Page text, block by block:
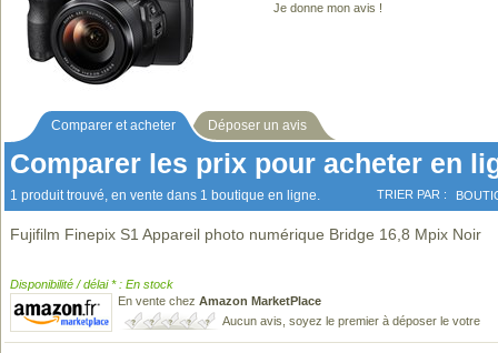
Je donne mon avis !
Comparer et acheter Déposer un avis
Comparer les prix pour acheter en
1 produit trouvé, en vente dans 1 boutique en ligne. TRIER PAR :
Fujifilm Finepix S1 Appareil photo numérique Bridge 16,8 Mpix Noir
Disponibilité / délai * : En stock
En vente chez Amazon MarketPlace
Aucun avis, soyez le premier à déposer le votre